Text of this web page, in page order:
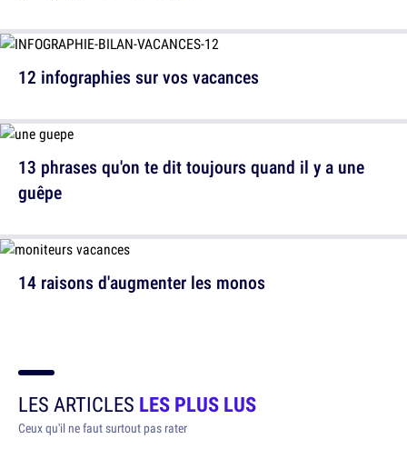
13 phrases qu'on te dit toujours quand il y a une
guêpe
12 infographies sur vos vacances
14 raisons d'augmenter les monos
LES ARTICLES LES PLUS LUS
Ceux qu'il ne faut surtout pas rater